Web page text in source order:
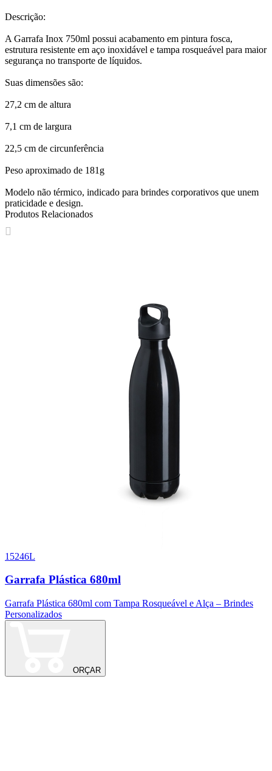
Descrição:
A Garrafa Inox 750ml possui acabamento em pintura fosca,
estrutura resistente em aço inoxidável e tampa rosqueável para maior
segurança no transporte de líquidos.
Suas dimensões são:
27,2 cm de altura
7,1 cm de largura
22,5 cm de circunferência
Peso aproximado de 181g
Modelo não térmico, indicado para brindes corporativos que unem
praticidade e design.
Produtos Relacionados
15246L
Garrafa Plástica 680ml
Garrafa Plástica 680ml com Tampa Rosqueável e Alça – Brindes
Personalizados
ORÇAR